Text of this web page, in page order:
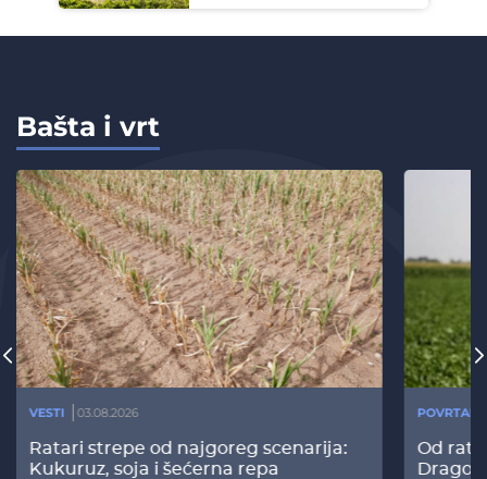
Bašta i vrt
VESTI 03.08.2026
Ratari strepe od najgoreg scenarija:
Kukuruz, soja i šećerna repa
Od